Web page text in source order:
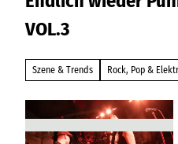
VOL.3
Szene & Trends Rock, Pop &